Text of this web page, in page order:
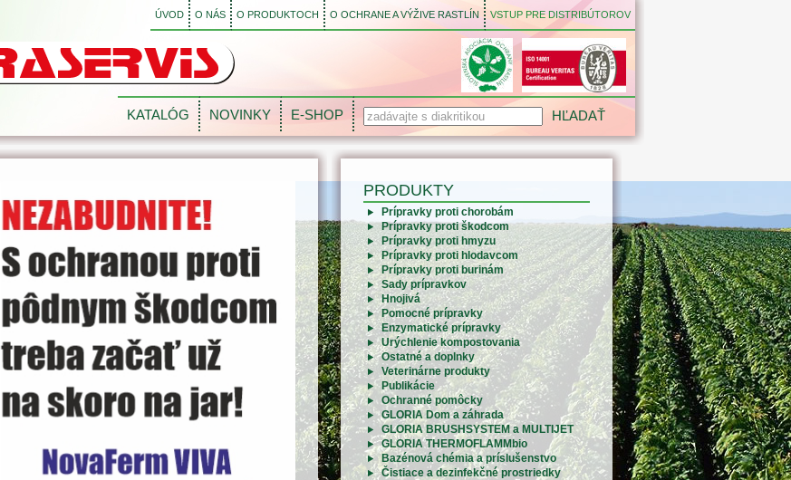
ÚVOD O NÁS O PRODUKTOCH O OCHRANE A VÝŽIVE RASTLÍN VSTUP PRE DISTRIBÚTOROV
KATALÓG NOVINKY E-SHOP
PRODUKTY
Prípravky proti chorobám
Prípravky proti škodcom
Prípravky proti hmyzu
Prípravky proti hlodavcom
Prípravky proti burinám
Sady prípravkov
Hnojivá
Pomocné prípravky
Enzymatické prípravky
Urýchlenie kompostovania
Ostatné a doplnky
Veterinárne produkty
Publikácie
Ochranné pomôcky
GLORIA Dom a záhrada
GLORIA BRUSHSYSTEM a MULTIJET
GLORIA THERMOFLAMMbio
Bazénová chémia a príslušenstvo
Čistiace a dezinfekčné prostriedky